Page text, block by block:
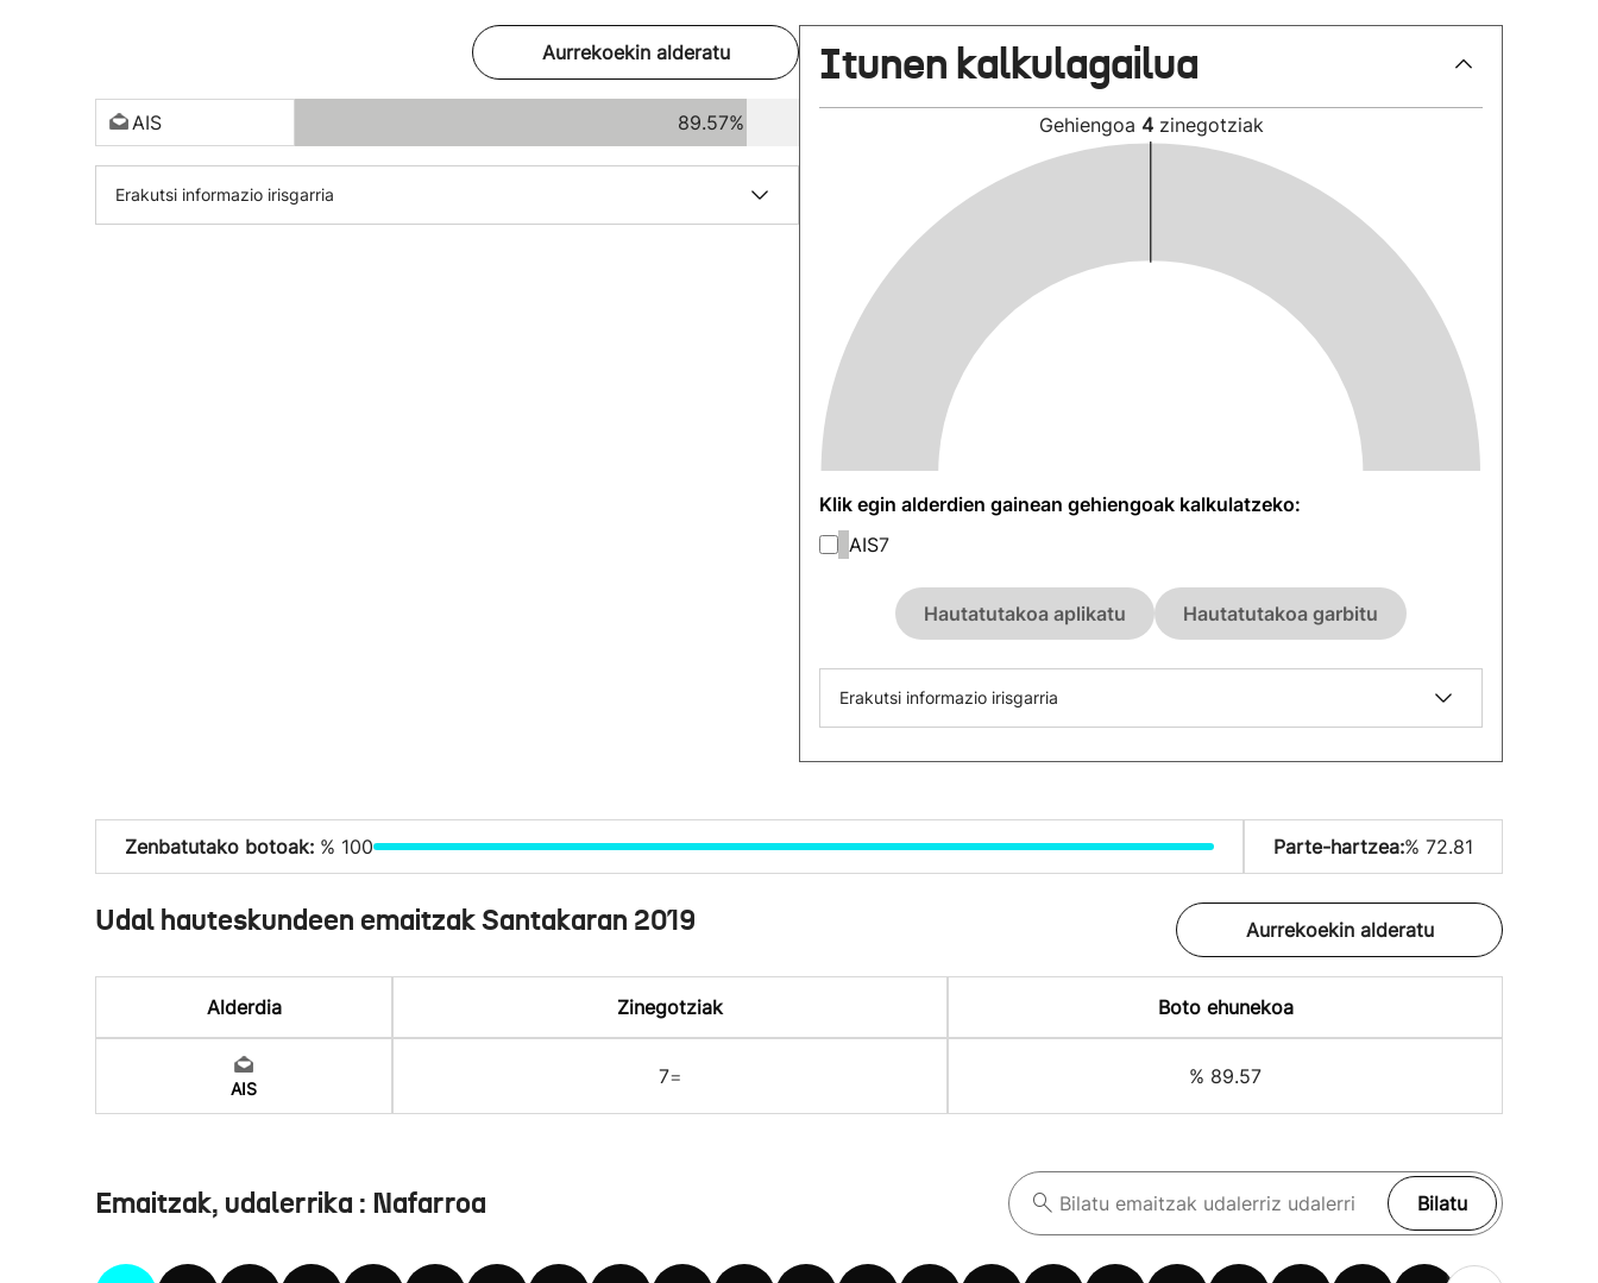
Aurrekoekin alderatu
AIS 89.57%
Erakutsi informazio irisgarria
Itunen kalkulagailua
Gehiengoa 4 zinegotziak
Klik egin alderdien gainean gehiengoak kalkulatzeko:
AIS7
Hautatutakoa aplikatu Hautatutakoa garbitu
Erakutsi informazio irisgarria
Zenbatutako botoak: % 100 Parte-hartzea:% 72.81
Udal hauteskundeen emaitzak Santakaran 2019 Aurrekoekin alderatu
Alderdia Zinegotziak Boto ehunekoa
AIS
7= % 89.57
Emaitzak, udalerrika : Nafarroa Bilatu